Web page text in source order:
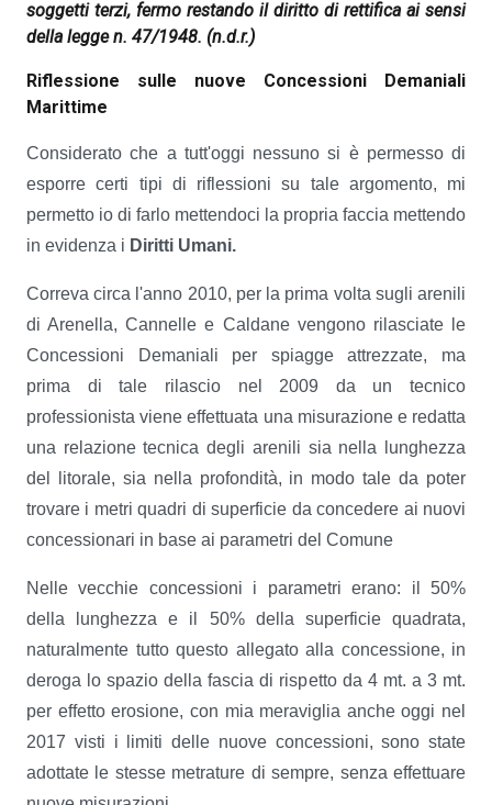
soggetti terzi, fermo restando il diritto di rettifica ai sensi
della legge n. 47/1948. (n.d.r.)
Riflessione sulle nuove Concessioni Demaniali
Marittime
Considerato che a tutt'oggi nessuno si è permesso di
esporre certi tipi di riflessioni su tale argomento, mi
permetto io di farlo mettendoci la propria faccia mettendo
in evidenza i Diritti Umani.
Correva circa l'anno 2010, per la prima volta sugli arenili
di Arenella, Cannelle e Caldane vengono rilasciate le
Concessioni Demaniali per spiagge attrezzate, ma
prima di tale rilascio nel 2009 da un tecnico
professionista viene effettuata una misurazione e redatta
una relazione tecnica degli arenili sia nella lunghezza
del litorale, sia nella profondità, in modo tale da poter
trovare i metri quadri di superficie da concedere ai nuovi
concessionari in base ai parametri del Comune
Nelle vecchie concessioni i parametri erano: il 50%
della lunghezza e il 50% della superficie quadrata,
naturalmente tutto questo allegato alla concessione, in
deroga lo spazio della fascia di rispetto da 4 mt. a 3 mt.
per effetto erosione, con mia meraviglia anche oggi nel
2017 visti i limiti delle nuove concessioni, sono state
adottate le stesse metrature di sempre, senza effettuare